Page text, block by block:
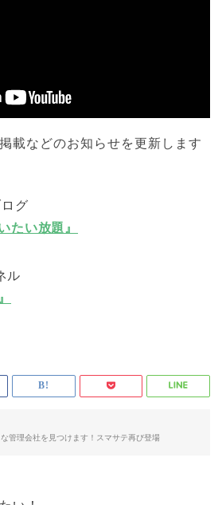
載などのお知らせを更新します
グ
たい放題』
ル
管理会社を見つけます！スマサテ再び登場